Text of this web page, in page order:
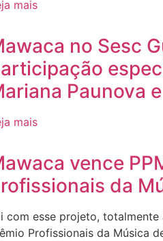
mais
no Sesc
Paunova
mais
vence
da
com esse projeto,
Profissionais da Música